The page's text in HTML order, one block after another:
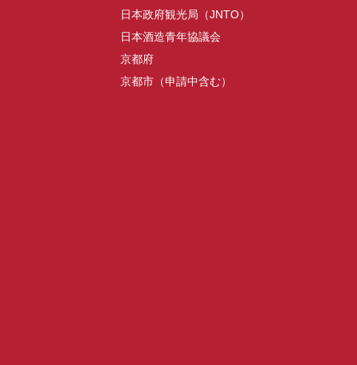
日本政府観光局（JNTO）
日本酒造青年協議会
京都府
京都市（申請中含む）